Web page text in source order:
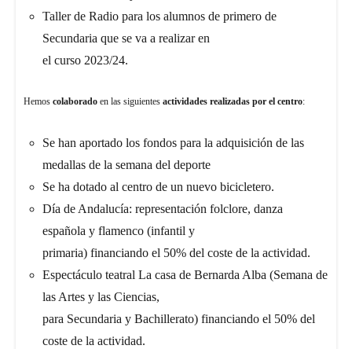
Taller de Radio para los alumnos de primero de
Secundaria que se va a realizar en
el curso 2023/24.
Hemos colaborado en las siguientes actividades realizadas por el centro:
Se han aportado los fondos para la adquisición de las
medallas de la semana del deporte
Se ha dotado al centro de un nuevo bicicletero.
Día de Andalucía: representación folclore, danza
española y flamenco (infantil y
primaria) financiando el 50% del coste de la actividad.
Espectáculo teatral La casa de Bernarda Alba (Semana de
las Artes y las Ciencias,
para Secundaria y Bachillerato) financiando el 50% del
coste de la actividad.